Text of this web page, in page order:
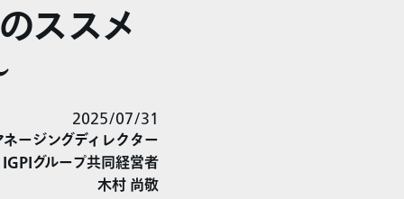
ススメ
2025/07/31
ネージングディレクター
IGPIグループ共同経営者
木村 尚敬